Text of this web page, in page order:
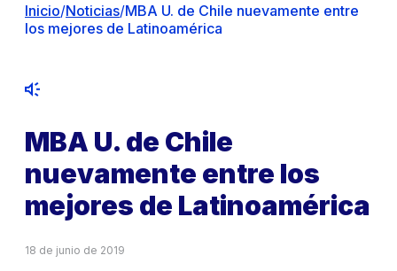
Inicio/Noticias/MBA U. de Chile nuevamente entre
los mejores de Latinoamérica
MBA U. de Chile
nuevamente entre los
mejores de Latinoamérica
18 de junio de 2019